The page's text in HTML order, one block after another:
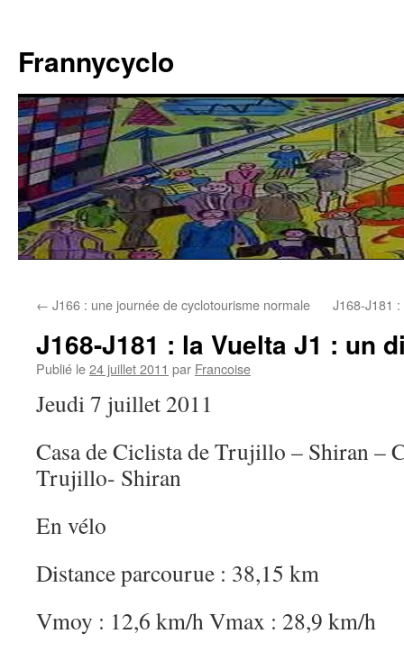
contenu
Frannycyclo
← J166 : une journée de cyclotourisme normale J168-J181
J168-J181 : la Vuelta J1 : un
Publié le24 juillet 2011 par Francoise
Jeudi 7 juillet 2011
Casa de Ciclista de Trujillo – Shiran –
Trujillo- Shiran
En vélo
Distance parcourue : 38,15 km
Vmoy : 12,6 km/h Vmax : 28,9 km/h